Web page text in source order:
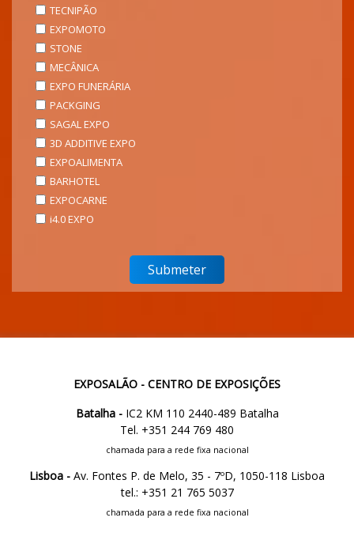
TECNIPÃO
EXPOMOTO
STONE
MECÂNICA
EXPO FUNERÁRIA
PACKGING
SAGAL EXPO
3D ADDITIVE EXPO
EXPOALIMENTA
BARHOTEL
EXPOCARNE
i4.0 EXPO
EXPOSALÃO - CENTRO DE EXPOSIÇÕES
Batalha -IC2 KM 110 2440-489 Batalha
Tel. +351 244 769 480
chamada para a rede fixa nacional
Lisboa - Av. Fontes P. de Melo, 35 - 7ºD, 1050-118 Lisboa
tel.: +351 21 765 5037
chamada para a rede fixa nacional